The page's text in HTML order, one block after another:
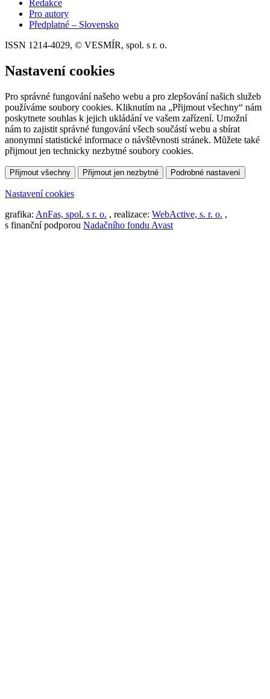
Redakce
Pro autory
Předplatné – Slovensko
ISSN 1214-4029, © VESMÍR, spol. s r. o.
Nastavení cookies
Pro správné fungování našeho webu a pro zlepšování našich služeb
používáme soubory cookies. Kliknutím na „Přijmout všechny“ nám
poskytnete souhlas k jejich ukládání ve vašem zařízení. Umožní
nám to zajistit správné fungování všech součástí webu a sbírat
anonymní statistické informace o návštěvnosti stránek. Můžete také
přijmout jen technicky nezbytné soubory cookies.
Přijmout všechny Přijmout jen nezbytné Podrobné nastavení
Nastavení cookies
grafika: AnFas, spol. s r. o. , realizace: WebActive, s. r. o. ,
s finanční podporou Nadačního fondu Avast